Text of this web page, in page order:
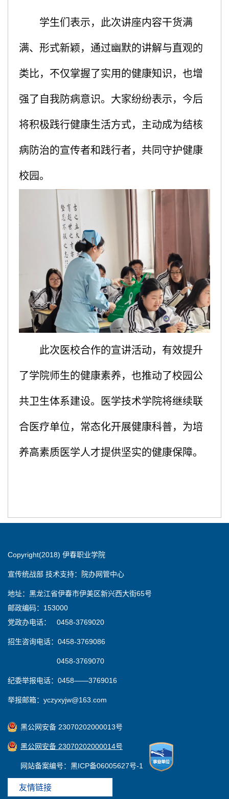
学生们表示，此次讲座内容干货满
满、形式新颖，通过幽默的讲解与直观的
类比，不仅掌握了实用的健康知识，也增
强了自我防病意识。大家纷纷表示，今后
将积极践行健康生活方式，主动成为结核
病防治的宣传者和践行者，共同守护健康
校园。
此次医校合作的宣讲活动，有效提升
了学院师生的健康素养，也推动了校园公
共卫生体系建设。医学技术学院将继续联
合医疗单位，常态化开展健康科普，为培
养高素质医学人才提供坚实的健康保障。
Copyright(2018) 伊春职业学院
宣传统战部 技术支持：院办网管中心
地址：黑龙江省伊春市伊美区新兴西大街65号
邮政编码：153000
党政办电话： 0458-3769020
招生咨询电话：0458-3769086
0458-3769070
纪委举报电话：0458——3769016
举报邮箱：yczyxyjw@163.com
黑公网安备 23070202000013号
黑公网安备 23070202000014号
网站备案编号：黑ICP备06005627号-1
友情链接